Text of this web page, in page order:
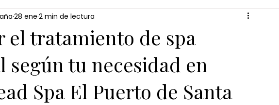
Spa Capilar Hair Spa matcha massage
de matcha masaje de jengibre
jengibre masaje de chocolate chocolate dubai ritual
el tratamiento de spa
según tu necesidad en
Spa El Puerto de Santa
28 ene 2 min de lectura